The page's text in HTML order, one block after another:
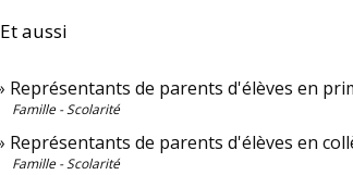
Et aussi
Représentants de parents d'élèves en
Famille - Scolarité
Représentants de parents d'élèves en
Famille - Scolarité